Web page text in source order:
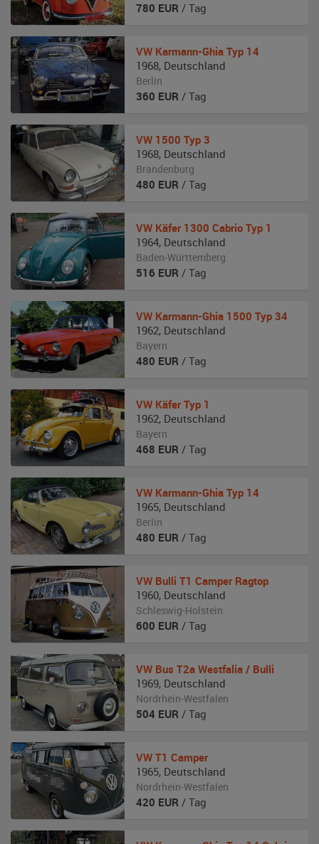
780 EUR / Tag
VW Karmann-Ghia Typ 14
1968, Deutschland
Berlin
360 EUR / Tag
VW 1500 Typ 3
1968, Deutschland
Brandenburg
480 EUR / Tag
VW Käfer 1300 Cabrio Typ 1
1964, Deutschland
Baden-Württemberg
516 EUR / Tag
VW Karmann-Ghia 1500 Typ 34
1962, Deutschland
Bayern
480 EUR / Tag
VW Käfer Typ 1
1962, Deutschland
Bayern
468 EUR / Tag
VW Karmann-Ghia Typ 14
1965, Deutschland
Berlin
480 EUR / Tag
VW Bulli T1 Camper Ragtop
1960, Deutschland
Schleswig-Holstein
600 EUR / Tag
VW Bus T2a Westfalia / Bulli
1969, Deutschland
Nordrhein-Westfalen
504 EUR / Tag
VW T1 Camper
1965, Deutschland
Nordrhein-Westfalen
420 EUR / Tag